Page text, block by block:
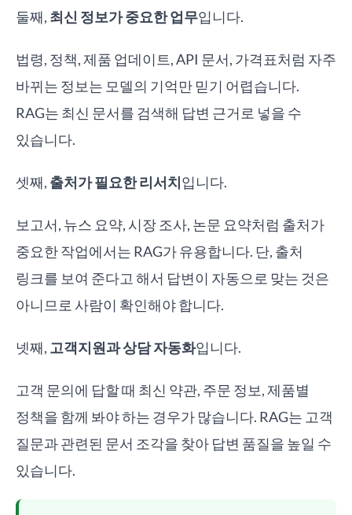
둘째, 최신 정보가 중요한 업무입니다.
법령, 정책, 제품 업데이트, API 문서, 가격표처럼 자주
바뀌는 정보는 모델의 기억만 믿기 어렵습니다.
RAG는 최신 문서를 검색해 답변 근거로 넣을 수
있습니다.
셋째, 출처가 필요한 리서치입니다.
보고서, 뉴스 요약, 시장 조사, 논문 요약처럼 출처가
중요한 작업에서는 RAG가 유용합니다. 단, 출처
링크를 보여 준다고 해서 답변이 자동으로 맞는 것은
아니므로 사람이 확인해야 합니다.
넷째, 고객지원과 상담 자동화입니다.
고객 문의에 답할 때 최신 약관, 주문 정보, 제품별
정책을 함께 봐야 하는 경우가 많습니다. RAG는 고객
질문과 관련된 문서 조각을 찾아 답변 품질을 높일 수
있습니다.